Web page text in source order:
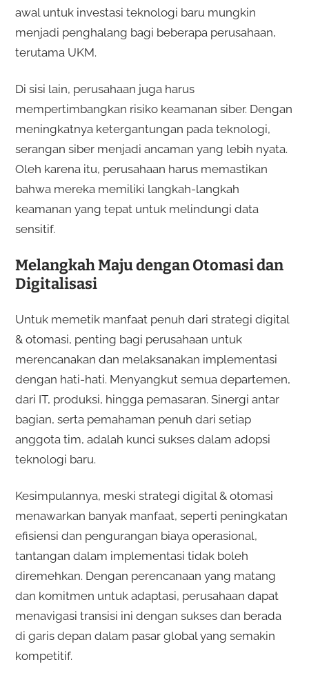
awal untuk investasi teknologi baru mungkin
menjadi penghalang bagi beberapa perusahaan,
terutama UKM.
Di sisi lain, perusahaan juga harus
mempertimbangkan risiko keamanan siber. Dengan
meningkatnya ketergantungan pada teknologi,
serangan siber menjadi ancaman yang lebih nyata.
Oleh karena itu, perusahaan harus memastikan
bahwa mereka memiliki langkah-langkah
keamanan yang tepat untuk melindungi data
sensitif.
Melangkah Maju dengan Otomasi dan
Digitalisasi
Untuk memetik manfaat penuh dari strategi digital
& otomasi, penting bagi perusahaan untuk
merencanakan dan melaksanakan implementasi
dengan hati-hati. Menyangkut semua departemen,
dari IT, produksi, hingga pemasaran. Sinergi antar
bagian, serta pemahaman penuh dari setiap
anggota tim, adalah kunci sukses dalam adopsi
teknologi baru.
Kesimpulannya, meski strategi digital & otomasi
menawarkan banyak manfaat, seperti peningkatan
efisiensi dan pengurangan biaya operasional,
tantangan dalam implementasi tidak boleh
diremehkan. Dengan perencanaan yang matang
dan komitmen untuk adaptasi, perusahaan dapat
menavigasi transisi ini dengan sukses dan berada
di garis depan dalam pasar global yang semakin
kompetitif.